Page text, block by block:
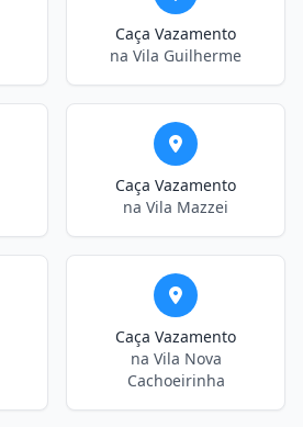
Caça Vazamento
na Vila Guilherme
Caça Vazamento
na Vila Mazzei
Caça Vazamento
na Vila Nova
Cachoeirinha